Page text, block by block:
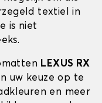
textiel in
is niet
LEXUS RX
uw keuze op te
en meer